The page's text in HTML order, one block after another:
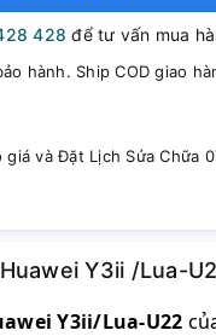
428 để tư vấn mua
hành. Ship COD giao
giá và Đặt Lịch Sửa Chữa
Y3ii /Lua-
Y3ii/Lua-U22